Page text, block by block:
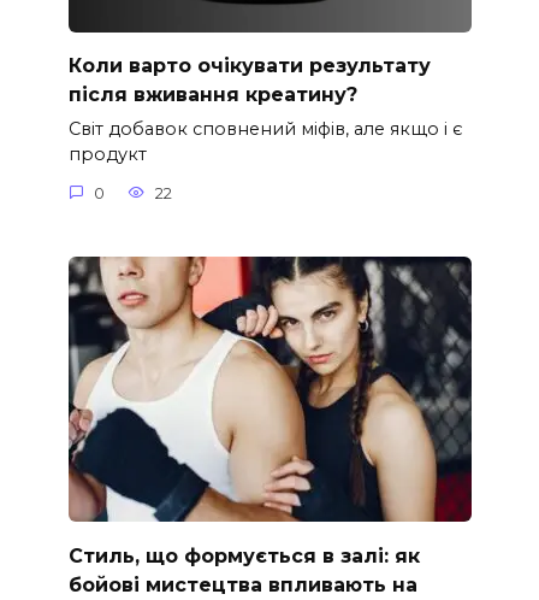
Коли варто очікувати результату
після вживання креатину?
Світ добавок сповнений міфів, але якщо і є
продукт
0 22
Стиль, що формується в залі: як
бойові мистецтва впливають на